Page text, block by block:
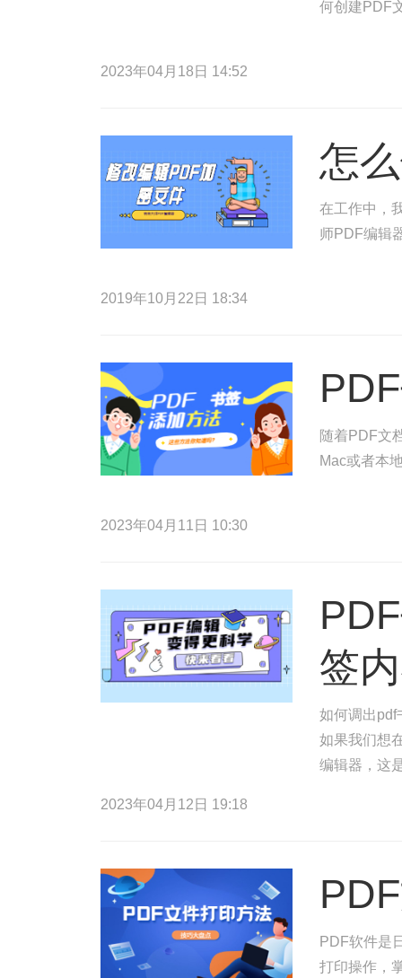
何创建PDF
2023年04月18日 14:52
怎
在工作中，
师PDF编辑
2019年10月22日 18:34
随着PDF文
Mac或者本
2023年04月11日 10:30
签
如何调出pdf
如果我们想
编辑器，这
2023年04月12日 19:18
PDF软件是
打印操作，